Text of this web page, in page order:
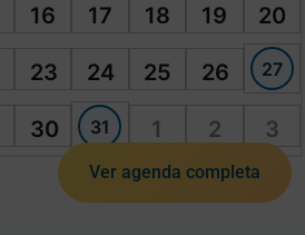
16 17 18 19 20
23 24 25 26 27
30 31 1 2 3
Ver agenda completa